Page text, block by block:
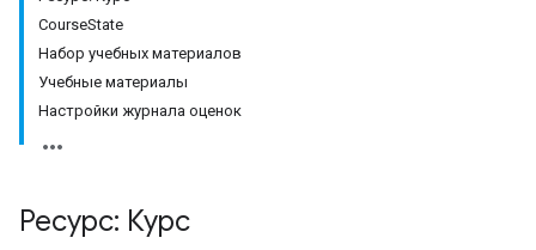
CourseState
Набор учебных материалов
Учебные материалы
Настройки журнала оценок
Ресурс: Курс